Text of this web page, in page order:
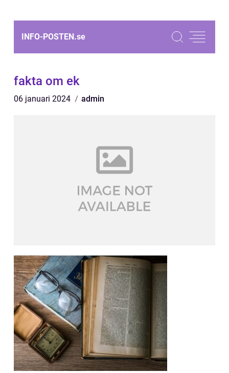
INFO-POSTEN.se
fakta om ek
06 januari 2024 admin